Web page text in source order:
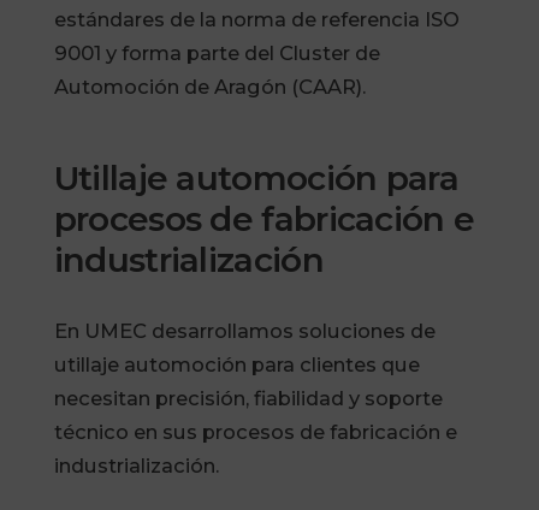
estándares de la norma de referencia ISO
9001 y forma parte del Cluster de
Automoción de Aragón (CAAR).
Utillaje automoción para
procesos de fabricación e
industrialización
En UMEC desarrollamos soluciones de
utillaje automoción para clientes que
necesitan precisión, fiabilidad y soporte
técnico en sus procesos de fabricación e
industrialización.